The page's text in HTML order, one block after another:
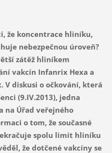
že koncentrace hliníku,
nebezpečnou úroveň?
zátěž hliníkem
vakcín Infanrix Hexa a
V diskusi o očkování, která
(9.IV.2013), jedna
na Úřad veřejného
o tom, že současné
spolu limit hliníku
že dotčené vakcíny se